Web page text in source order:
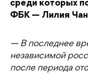
среди которых
ФБК — Лилия
— В последнее
независимой
после периода